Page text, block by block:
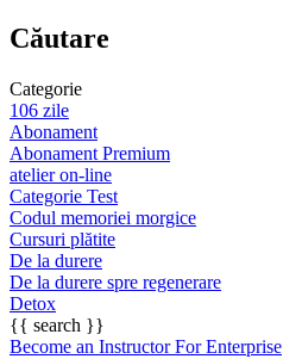
Căutare
Categorie
106 zile
Abonament
Abonament Premium
atelier on-line
Categorie Test
Codul memoriei morgice
Cursuri plătite
De la durere
De la durere spre regenerare
Detox
{{ search }}
Become an Instructor For Enterprise